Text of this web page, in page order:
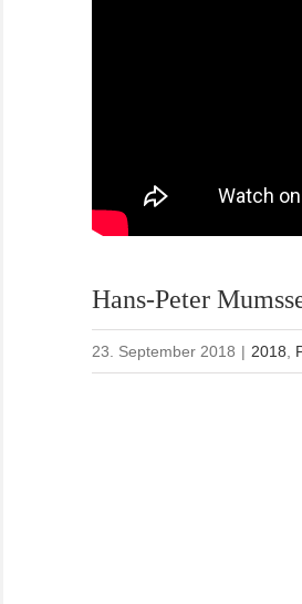
Hans-Peter
23. September 2018 | 2018